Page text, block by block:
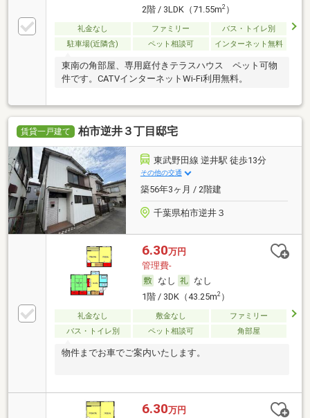
2階 / 3LDK（71.55m2）
礼金なし ファミリー
バス・トイレ別
駐車場(近隣含)
ペット相談可 インターネット無料
東南の角部屋、専用庭付きテラスハウス ペット可物
件です。CATVインターネットWi-Fi利用無料。
賃貸一戸建て 柏市逆井３丁目邸宅
東武野田線 逆井駅 徒歩13分
その他の交通
築56年3ヶ月 / 2階建
千葉県柏市逆井３
6.30万円
管理費-
なし
なし
1階 / 3DK（43.25m2）
礼金なし 敷金なし
ファミリー
バス・トイレ別
ペット相談可 角部屋
物件までお車でご案内いたします。
6.30万円